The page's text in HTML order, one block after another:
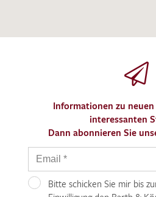
Informationen zu
interessanten
Dann abonnieren Sie
Bitte schicken Sie mir bis